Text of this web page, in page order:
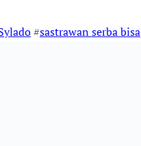
#sastrawan serba bisa